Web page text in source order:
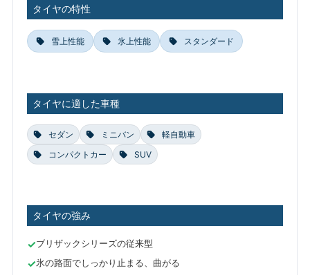
タイヤの特性
雪上性能 氷上性能 スタンダード
タイヤに適した車種
セダン ミニバン
軽自動車
コンパクトカー
SUV
タイヤの強み
ブリザックシリーズの従来型
氷の路面でしっかり止まる、曲がる